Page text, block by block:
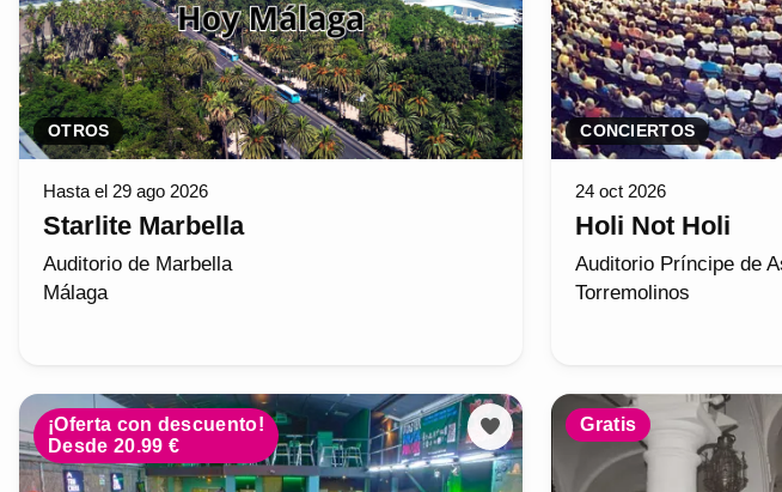
OTROS
Hasta el 29 ago 2026
Starlite Marbella
Auditorio de Marbella
Málaga
CONCIERTOS
24 oct 2026
Holi Not Holi
Auditorio Príncipe de
Torremolinos
¡Oferta con descuento!
Desde 20.99 €
Gratis